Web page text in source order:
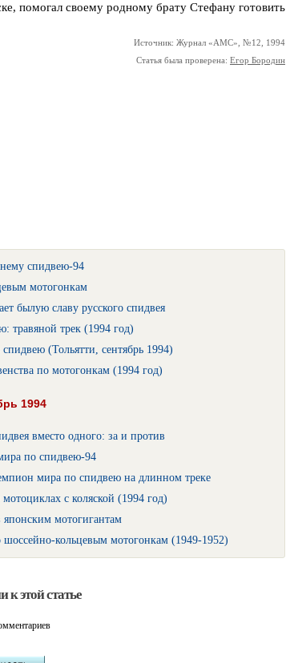
помогал своему родному брату Стефану готовить
Источник: Журнал «АМС», №12, 1994
Статья была проверена: Егор Бородин
спидвею-94
мотогонкам
былую славу русского спидвея
травяной трек (1994 год)
(Тольятти, сентябрь 1994)
по мотогонкам (1994 год)
1994
вместо одного: за и против
по спидвею-94
мира по спидвею на длинном треке
с коляской (1994 год)
мотогигантам
кольцевым мотогонкам (1949-1952)
к этой статье